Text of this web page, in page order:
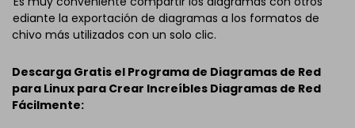
mediante la exportación de diagramas a los formatos de
archivo más utilizados con un solo clic.
Descarga Gratis el Programa de Diagramas de Red
para Linux para Crear Increíbles Diagramas de Red
Fácilmente: